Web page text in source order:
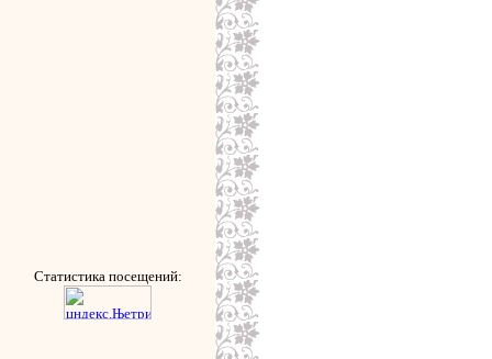
Статистика посещений: